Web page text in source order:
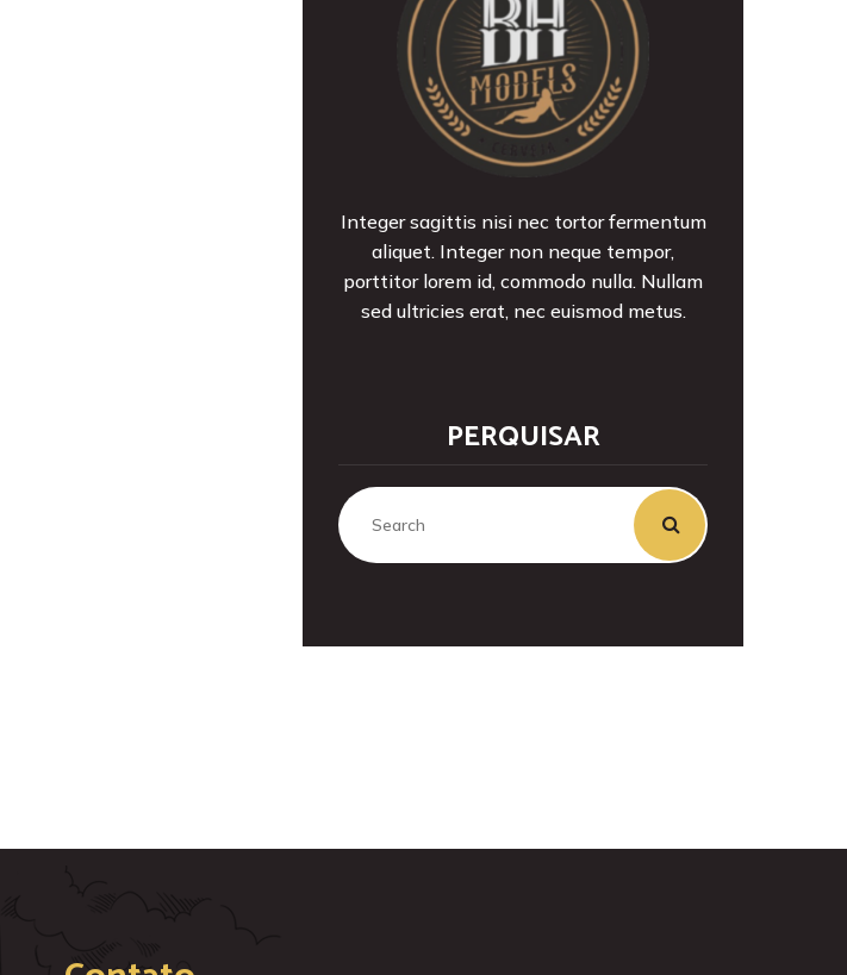
Integer sagittis nisi nec tortor fermentum
aliquet. Integer non neque tempor,
porttitor lorem id, commodo nulla. Nullam
sed ultricies erat, nec euismod metus.
PERQUISAR